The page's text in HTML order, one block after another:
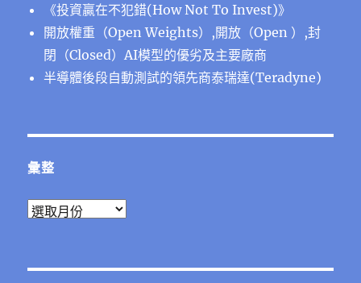
《投資贏在不犯錯(How Not To Invest)》
開放權重（Open Weights）,開放（Open ）,封
閉（Closed）AI模型的優劣及主要廠商
半導體後段⾃動測試的領先商泰瑞達(Teradyne)
彙整
彙